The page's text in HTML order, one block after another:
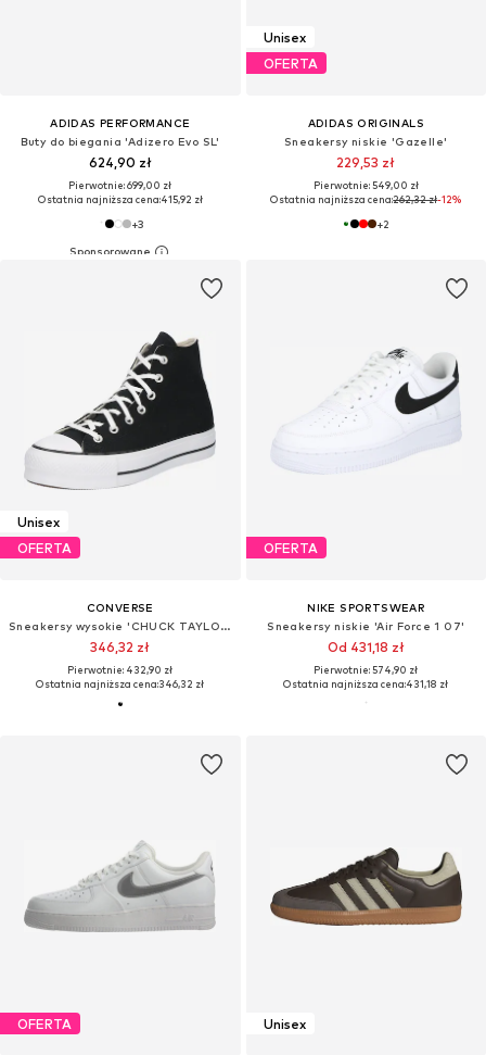
ADIDAS PERFORMANCE
Buty do biegania 'Adizero Evo SL'
624,90 zł
Pierwotnie: 699,00 zł
Ostatnia najniższa cena:415,92 zł
+3
Unisex
OFERTA
ADIDAS ORIGINALS
Sneakersy niskie 'Gazelle'
229,53 zł
Pierwotnie: 549,00 zł
Ostatnia najniższa cena:262,32 zł-12%
+2
Unisex
OFERTA
CONVERSE
Sneakersy wysokie 'CHUCK TAYLOR ALL STAR LIFT PLATFORM WIDE WIDTH'
346,32 zł
Pierwotnie: 432,90 zł
Ostatnia najniższa cena:346,32 zł
OFERTA
NIKE SPORTSWEAR
Sneakersy niskie 'Air Force 1 07'
Od 431,18 zł
Pierwotnie: 574,90 zł
Ostatnia najniższa cena:431,18 zł
OFERTA Unisex